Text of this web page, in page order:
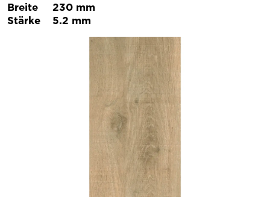
Breite
230 mm
Stärke
5.2 mm